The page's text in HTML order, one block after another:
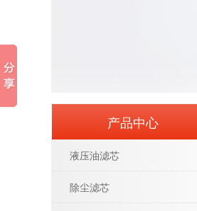
产品中心
液压油滤芯
除尘滤芯